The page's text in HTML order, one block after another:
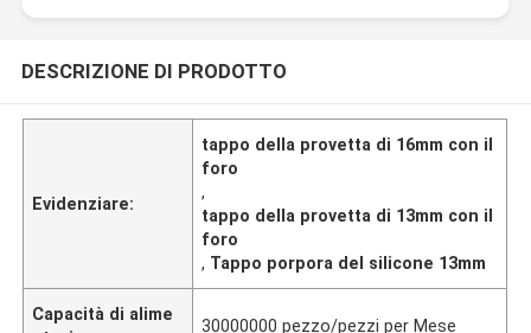
DESCRIZIONE DI PRODOTTO
Evidenziare:
tappo della provetta di 16mm con il
foro
,
tappo della provetta di 13mm con il
foro
, Tappo porpora del silicone 13mm
Capacità di alime
30000000 pezzo/pezzi per Mese